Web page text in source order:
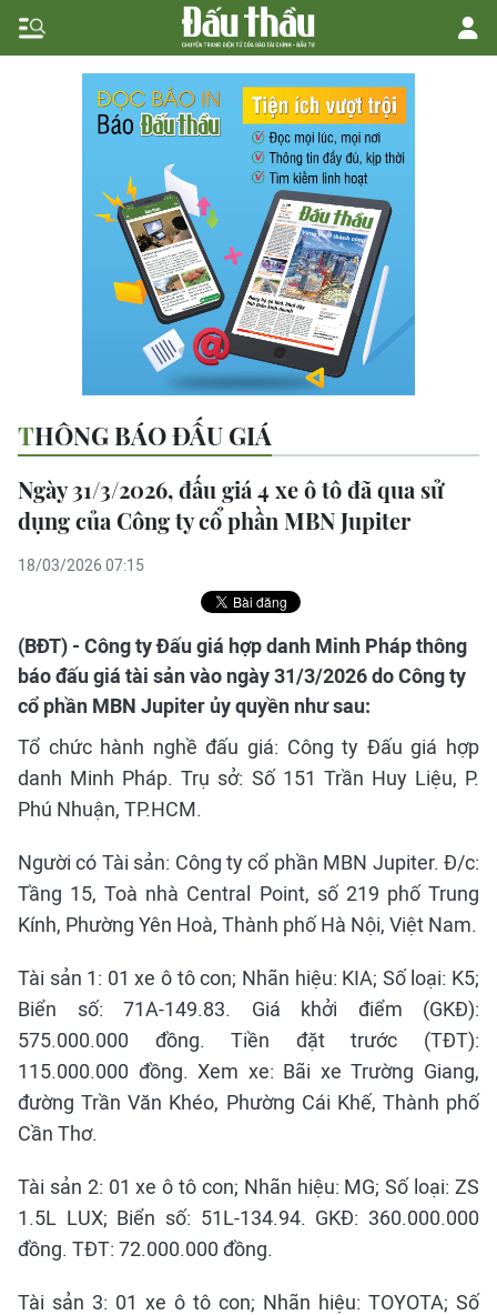
THÔNG BÁO ĐẤU GIÁ
Ngày 31/3/2026, đấu giá 4 xe ô tô đã qua sử
dụng của Công ty cổ phần MBN Jupiter
18/03/2026 07:15
(BĐT) - Công ty Đấu giá hợp danh Minh Pháp thông
báo đấu giá tài sản vào ngày 31/3/2026 do Công ty
cổ phần MBN Jupiter ủy quyền như sau:
Tổ chức hành nghề đấu giá: Công ty Đấu giá hợp
danh Minh Pháp. Trụ sở: Số 151 Trần Huy Liệu, P.
Phú Nhuận, TP.HCM.
Người có Tài sản: Công ty cổ phần MBN Jupiter. Đ/c:
Tầng 15, Toà nhà Central Point, số 219 phố Trung
Kính, Phường Yên Hoà, Thành phố Hà Nội, Việt Nam.
Tài sản 1: 01 xe ô tô con; Nhãn hiệu: KIA; Số loại: K5;
Biển số: 71A-149.83. Giá khởi điểm (GKĐ):
575.000.000 đồng. Tiền đặt trước (TĐT):
115.000.000 đồng. Xem xe: Bãi xe Trường Giang,
đường Trần Văn Khéo, Phường Cái Khế, Thành phố
Cần Thơ.
Tài sản 2: 01 xe ô tô con; Nhãn hiệu: MG; Số loại: ZS
1.5L LUX; Biển số: 51L-134.94. GKĐ: 360.000.000
đồng. TĐT: 72.000.000 đồng.
Tài sản 3: 01 xe ô tô con; Nhãn hiệu: TOYOTA; Số